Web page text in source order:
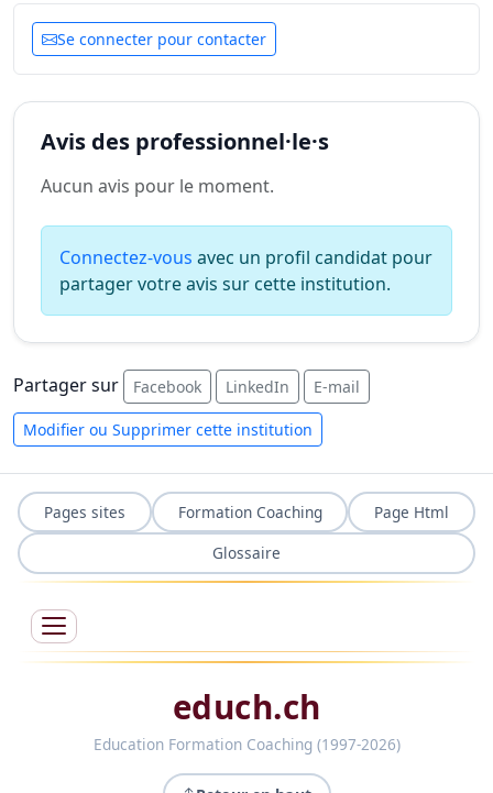
Se connecter pour contacter
Avis des professionnel·le·s
Aucun avis pour le moment.
Connectez-vous avec un profil candidat pour
partager votre avis sur cette institution.
Partager sur Facebook LinkedIn E-mail
Modifier ou Supprimer cette institution
Pages sites Formation Coaching
Page Html
Glossaire
educh.ch
Education Formation Coaching (1997-2026)